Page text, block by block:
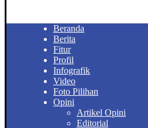
Beranda
Berita
Fitur
Profil
Infografik
Video
Foto Pilihan
Opini
Artikel Opini
Editorial